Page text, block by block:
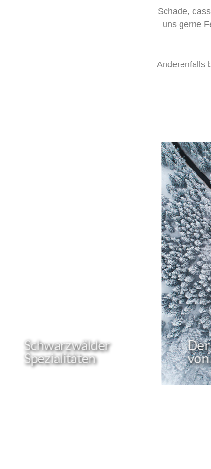
Schade,
uns gerne
Anderenfalls
Der Schwarzwald
von oben